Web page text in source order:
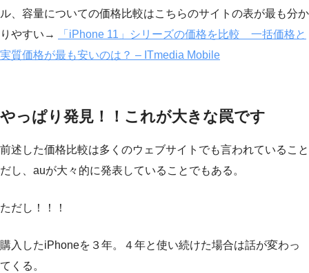
ル、容量についての価格比較はこちらのサイトの表が最も分か
りやすい→
「iPhone 11」シリーズの価格を比較 一括価格と
実質価格が最も安いのは？ – ITmedia Mobile
やっぱり発見！！これが大きな罠です
前述した価格比較は多くのウェブサイトでも言われていること
だし、auが大々的に発表していることでもある。
ただし！！！
購入したiPhoneを３年。４年と使い続けた場合は話が変わっ
てくる。